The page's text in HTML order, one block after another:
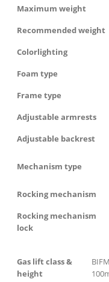
Maximum weight
Recommended weight
Colorlighting
Foam type
Frame type
Adjustable armrests
Adjustable backrest
Mechanism type
Rocking mechanism
Rocking mechanism
lock
Gas lift class &
height